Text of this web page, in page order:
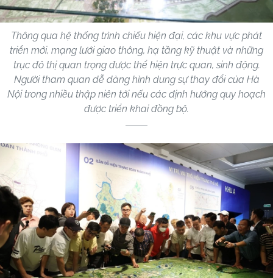
Thông qua hệ thống trình chiếu hiện đại, các khu vực phát
triển mới, mạng lưới giao thông, hạ tầng kỹ thuật và những
trục đô thị quan trọng được thể hiện trực quan, sinh động.
Người tham quan dễ dàng hình dung sự thay đổi của Hà
Nội trong nhiều thập niên tới nếu các định hướng quy hoạch
được triển khai đồng bộ.